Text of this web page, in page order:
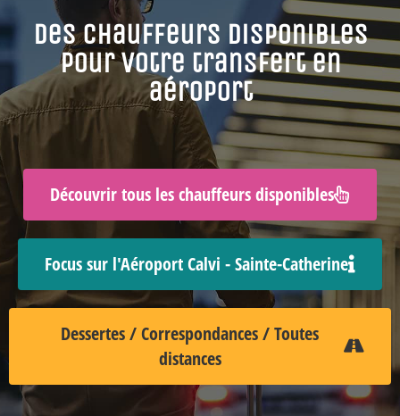
Des chauffeurs disponibles
pour votre transfert en
aéroport
Découvrir tous les chauffeurs disponibles
Focus sur l'Aéroport Calvi - Sainte-Catherine
Dessertes / Correspondances / Toutes
distances